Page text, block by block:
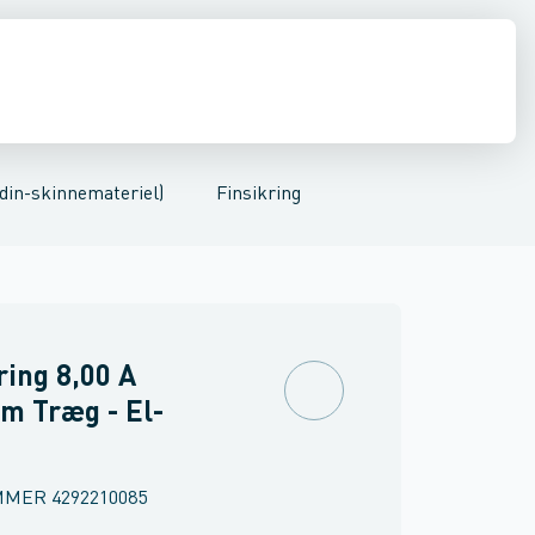
materielFøringsveje, kanaler & befæstelse
skinnemateriel)FordelingstavlerkW/h målere/tællere
Finsikring
med hjælpekontakt Automatsikring
8,00 A
Træg - El-
4292210085